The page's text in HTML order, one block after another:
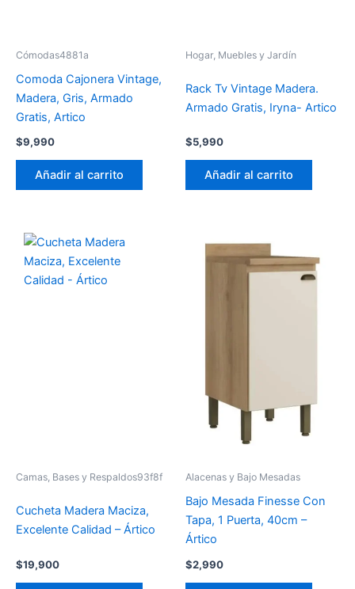
Cómodas4881a
Comoda Cajonera Vintage,
Madera, Gris, Armado
Gratis, Artico
$9,990
Añadir al carrito
Hogar, Muebles y Jardín
Rack Tv Vintage Madera.
Armado Gratis, Iryna- Artico
$5,990
Añadir al carrito
Camas, Bases y Respaldos93f8f
Cucheta Madera Maciza,
Excelente Calidad – Ártico
$19,900
Alacenas y Bajo Mesadas
Bajo Mesada Finesse Con
Tapa, 1 Puerta, 40cm –
Ártico
$2,990